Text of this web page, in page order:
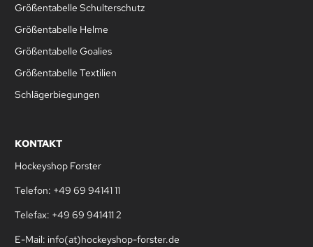
Größentabelle Schulterschutz
Größentabelle Helme
Größentabelle Goalies
Größentabelle Textilien
Schlägerbiegungen
KONTAKT
Hockeyshop Forster
Telefon: +49 69 94141 11
Telefax: +49 69 941411 2
E-Mail: info(at)hockeyshop-forster.de